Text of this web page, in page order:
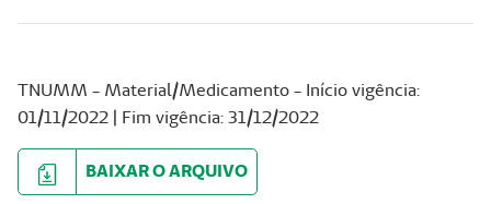
TNUMM - Material/Medicamento - Início vigência:
01/11/2022 | Fim vigência: 31/12/2022
BAIXAR O ARQUIVO